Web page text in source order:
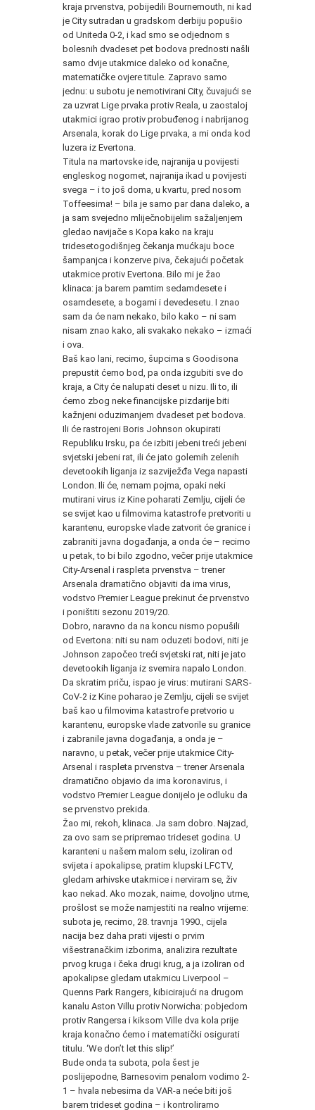
kraja prvenstva, pobijedili Bournemouth, ni kad
je City sutradan u gradskom derbiju popušio
od Uniteda 0-2, i kad smo se odjednom s
bolesnih dvadeset pet bodova prednosti našli
samo dvije utakmice daleko od konačne,
matematičke ovjere titule. Zapravo samo
jednu: u subotu je nemotivirani City, čuvajući se
za uzvrat Lige prvaka protiv Reala, u zaostaloj
utakmici igrao protiv probuđenog i nabrijanog
Arsenala, korak do Lige prvaka, a mi onda kod
luzera iz Evertona.
Titula na martovske ide, najranija u povijesti
engleskog nogomet, najranija ikad u povijesti
svega – i to još doma, u kvartu, pred nosom
Toffeesima! – bila je samo par dana daleko, a
ja sam svejedno mliječnobijelim sažaljenjem
gledao navijače s Kopa kako na kraju
tridesetogodišnjeg čekanja mućkaju boce
šampanjca i konzerve piva, čekajući početak
utakmice protiv Evertona. Bilo mi je žao
klinaca: ja barem pamtim sedamdesete i
osamdesete, a bogami i devedesetu. I znao
sam da će nam nekako, bilo kako – ni sam
nisam znao kako, ali svakako nekako – izmaći
i ova.
Baš kao lani, recimo, šupcima s Goodisona
prepustit ćemo bod, pa onda izgubiti sve do
kraja, a City će nalupati deset u nizu. Ili to, ili
ćemo zbog neke financijske pizdarije biti
kažnjeni oduzimanjem dvadeset pet bodova.
Ili će rastrojeni Boris Johnson okupirati
Republiku Irsku, pa će izbiti jebeni treći jebeni
svjetski jebeni rat, ili će jato golemih zelenih
devetookih liganja iz sazviježđa Vega napasti
London. Ili će, nemam pojma, opaki neki
mutirani virus iz Kine poharati Zemlju, cijeli će
se svijet kao u filmovima katastrofe pretvoriti u
karantenu, europske vlade zatvorit će granice i
zabraniti javna događanja, a onda će – recimo
u petak, to bi bilo zgodno, večer prije utakmice
City-Arsenal i raspleta prvenstva – trener
Arsenala dramatično objaviti da ima virus,
vodstvo Premier League prekinut će prvenstvo
i poništiti sezonu 2019/20.
Dobro, naravno da na koncu nismo popušili
od Evertona: niti su nam oduzeti bodovi, niti je
Johnson započeo treći svjetski rat, niti je jato
devetookih liganja iz svemira napalo London.
Da skratim priču, ispao je virus: mutirani SARS-
CoV-2 iz Kine poharao je Zemlju, cijeli se svijet
baš kao u filmovima katastrofe pretvorio u
karantenu, europske vlade zatvorile su granice
i zabranile javna događanja, a onda je –
naravno, u petak, večer prije utakmice City-
Arsenal i raspleta prvenstva – trener Arsenala
dramatično objavio da ima koronavirus, i
vodstvo Premier League donijelo je odluku da
se prvenstvo prekida.
Žao mi, rekoh, klinaca. Ja sam dobro. Najzad,
za ovo sam se pripremao trideset godina. U
karanteni u našem malom selu, izoliran od
svijeta i apokalipse, pratim klupski LFCTV,
gledam arhivske utakmice i nerviram se, živ
kao nekad. Ako mozak, naime, dovoljno utrne,
prošlost se može namjestiti na realno vrijeme:
subota je, recimo, 28. travnja 1990., cijela
nacija bez daha prati vijesti o prvim
višestranačkim izborima, analizira rezultate
prvog kruga i čeka drugi krug, a ja izoliran od
apokalipse gledam utakmicu Liverpool –
Quenns Park Rangers, kibicirajući na drugom
kanalu Aston Villu protiv Norwicha: pobjedom
protiv Rangersa i kiksom Ville dva kola prije
kraja konačno ćemo i matematički osigurati
titulu. ‘We don’t let this slip!’
Bude onda ta subota, pola šest je
poslijepodne, Barnesovim penalom vodimo 2-
1 – hvala nebesima da VAR-a neće biti još
barem trideset godina – i kontroliramo